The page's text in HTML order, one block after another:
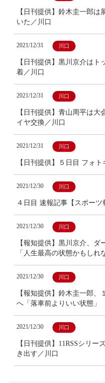
【日刊提供】鈴木圭一郎
いた／川口
2021/12/31 川口
【日刊提供】黒川京介は
着／川口
2021/12/31 川口
【日刊提供】青山周平は大
イヤ交換／川口
2021/12/31 川口
【日刊提供】５日目 フォ
2021/12/30 川口
４日目 速報記事【スポー
2021/12/30 川口
【報知提供】黒川京介、
「人生最高の状態かもしれ
2021/12/30 川口
【報知提供】鈴木圭一郎
へ「落車前よりいい状態」
2021/12/30 川口
【日刊提供】11RSSシリー
き出す／川口